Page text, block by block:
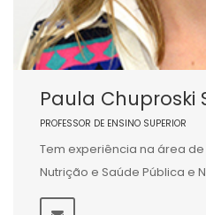
Paula Chuproski
PROFESSOR DE ENSINO SUPERIOR
Tem experiência na área
Nutrição e Saúde Pública e